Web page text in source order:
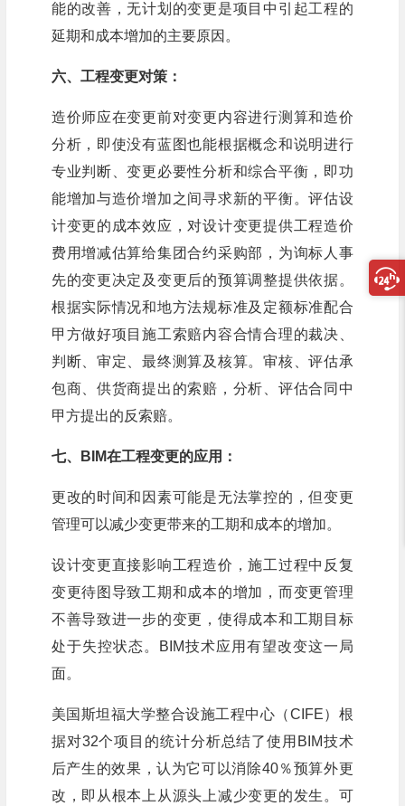
能的改善，无计划的变更是项目中引起工程的
延期和成本增加的主要原因。
六、工程变更对策：
造价师应在变更前对变更内容进行测算和造价
分析，即使没有蓝图也能根据概念和说明进行
专业判断、变更必要性分析和综合平衡，即功
能增加与造价增加之间寻求新的平衡。评估设
计变更的成本效应，对设计变更提供工程造价
费用增减估算给集团合约采购部，为询标人事
先的变更决定及变更后的预算调整提供依据。
根据实际情况和地方法规标准及定额标准配合
甲方做好项目施工索赔内容合情合理的裁决、
判断、审定、最终测算及核算。审核、评估承
包商、供货商提出的索赔，分析、评估合同中
甲方提出的反索赔。
七、BIM在工程变更的应用：
更改的时间和因素可能是无法掌控的，但变更
管理可以减少变更带来的工期和成本的增加。
设计变更直接影响工程造价，施工过程中反复
变更待图导致工期和成本的增加，而变更管理
不善导致进一步的变更，使得成本和工期目标
处于失控状态。BIM技术应用有望改变这一局
面。
美国斯坦福大学整合设施工程中心（CIFE）根
据对32个项目的统计分析总结了使用BIM技术
后产生的效果，认为它可以消除40％预算外更
改，即从根本上从源头上减少变更的发生。可